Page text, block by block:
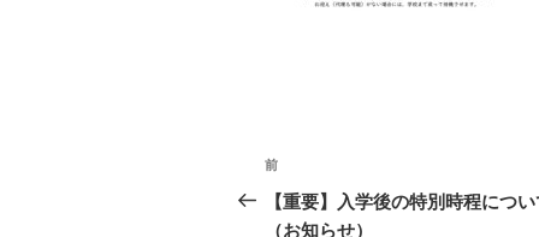
投
稿
前
の
投
前
【重要】入学後の特別時程につい
（お知らせ）